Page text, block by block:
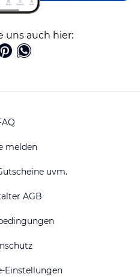
uns auch hier:
melden
uvm.
AGB
Einstellungen